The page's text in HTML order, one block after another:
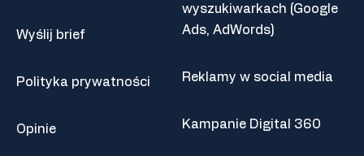
Wyślij brief
Polityka prywatności
Opinie
wyszukiwarkach (Google
Ads, AdWords)
Reklamy w social media
Kampanie Digital 360